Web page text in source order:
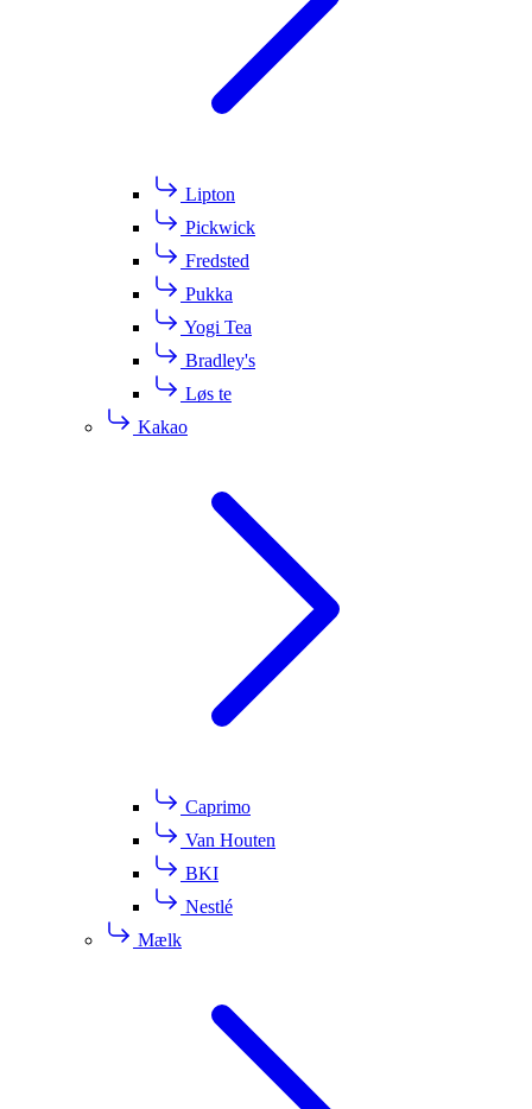
Lipton
Pickwick
Fredsted
Pukka
Yogi Tea
Bradley's
Løs te
Kakao
Caprimo
Van Houten
BKI
Nestlé
Mælk